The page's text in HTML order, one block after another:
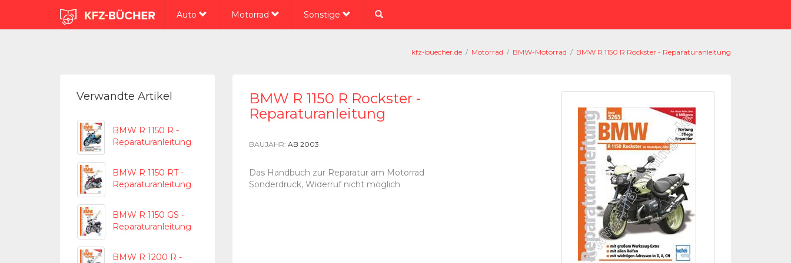
Auto Motorrad Sonstige
kfz-buecher.de / Motorrad / BMW-Motorrad / BMW R 1150 R Rockster - Reparaturanleitung
Verwandte Artikel
BMW R 1150 R -
Reparaturanleitung
BMW R 1150 RT -
Reparaturanleitung
BMW R 1150 GS -
Reparaturanleitung
BMW R 1200 R -
BMW R 1150 R Rockster -
Reparaturanleitung
BAUJAHR: AB 2003
Das Handbuch zur Reparatur am Motorrad
Sonderdruck, Widerruf nicht möglich